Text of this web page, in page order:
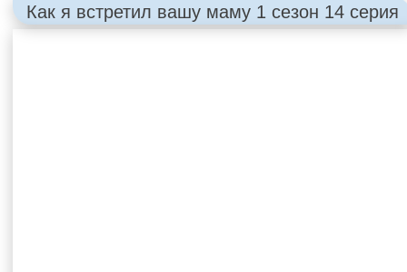
Как я встретил вашу маму 1 сезон 14 серия